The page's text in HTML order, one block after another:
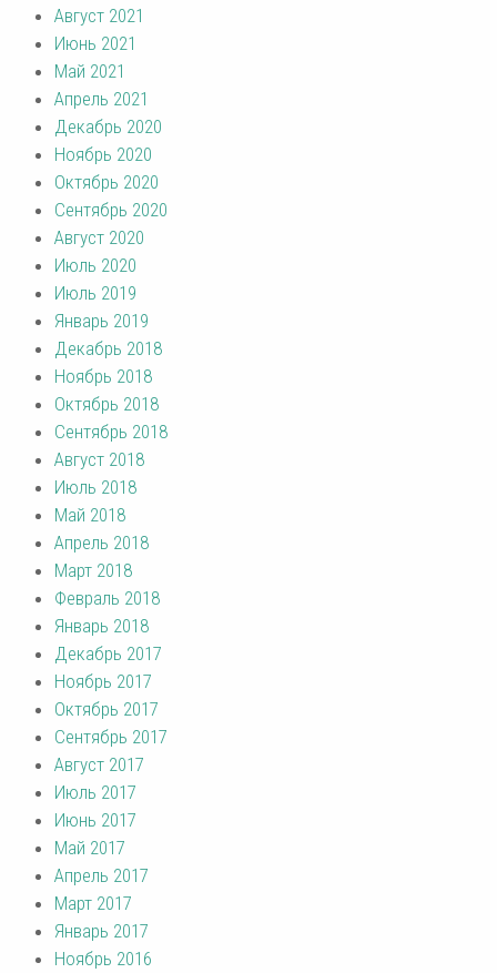
Август 2021
Июнь 2021
Май 2021
Апрель 2021
Декабрь 2020
Ноябрь 2020
Октябрь 2020
Сентябрь 2020
Август 2020
Июль 2020
Июль 2019
Январь 2019
Декабрь 2018
Ноябрь 2018
Октябрь 2018
Сентябрь 2018
Август 2018
Июль 2018
Май 2018
Апрель 2018
Март 2018
Февраль 2018
Январь 2018
Декабрь 2017
Ноябрь 2017
Октябрь 2017
Сентябрь 2017
Август 2017
Июль 2017
Июнь 2017
Май 2017
Апрель 2017
Март 2017
Январь 2017
Ноябрь 2016